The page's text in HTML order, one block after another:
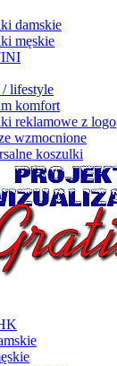
damskie
męskie
/ lifestyle
komfort
reklamowe z logo
wzmocnione
koszulki